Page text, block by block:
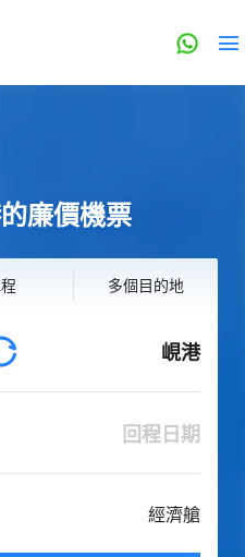
廉價機票
多個目的地
峴港
回程日期
經濟艙